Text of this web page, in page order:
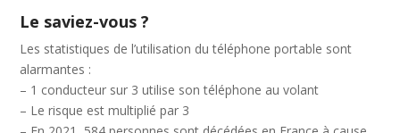
Le saviez-vous ?
Les statistiques de l’utilisation du téléphone portable sont
alarmantes :
– 1 conducteur sur 3 utilise son téléphone au volant
– Le risque est multiplié par 3